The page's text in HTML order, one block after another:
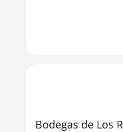
Bodegas de Los